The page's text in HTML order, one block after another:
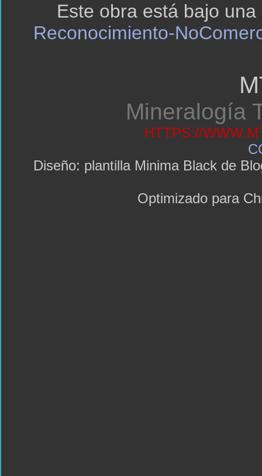
Este obra está bajo una
Reconocimiento-
Mineralogía
HTTPS://
Diseño: plantilla Minima Black de
Optimizado para